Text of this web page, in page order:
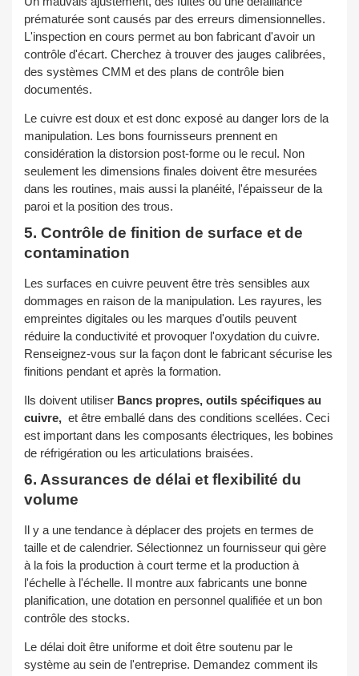
prématurée sont causés par des erreurs dimensionnelles.
L'inspection en cours permet au bon fabricant d'avoir un
contrôle d'écart. Cherchez à trouver des jauges calibrées,
des systèmes CMM et des plans de contrôle bien
documentés.
Le cuivre est doux et est donc exposé au danger lors de la
manipulation. Les bons fournisseurs prennent en
considération la distorsion post-forme ou le recul. Non
seulement les dimensions finales doivent être mesurées
dans les routines, mais aussi la planéité, l'épaisseur de la
paroi et la position des trous.
5. Contrôle de finition de surface et de
contamination
Les surfaces en cuivre peuvent être très sensibles aux
dommages en raison de la manipulation. Les rayures, les
empreintes digitales ou les marques d'outils peuvent
réduire la conductivité et provoquer l'oxydation du cuivre.
Renseignez-vous sur la façon dont le fabricant sécurise les
finitions pendant et après la formation.
Ils doivent utiliser Bancs propres, outils spécifiques au
cuivre, et être emballé dans des conditions scellées. Ceci
est important dans les composants électriques, les bobines
de réfrigération ou les articulations braisées.
6. Assurances de délai et flexibilité du
volume
Il y a une tendance à déplacer des projets en termes de
taille et de calendrier. Sélectionnez un fournisseur qui gère
à la fois la production à court terme et la production à
l'échelle à l'échelle. Il montre aux fabricants une bonne
planification, une dotation en personnel qualifiée et un bon
contrôle des stocks.
Le délai doit être uniforme et doit être soutenu par le
système au sein de l'entreprise. Demandez comment ils